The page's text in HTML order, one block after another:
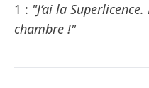
1 : "J’ai la
chambre !"